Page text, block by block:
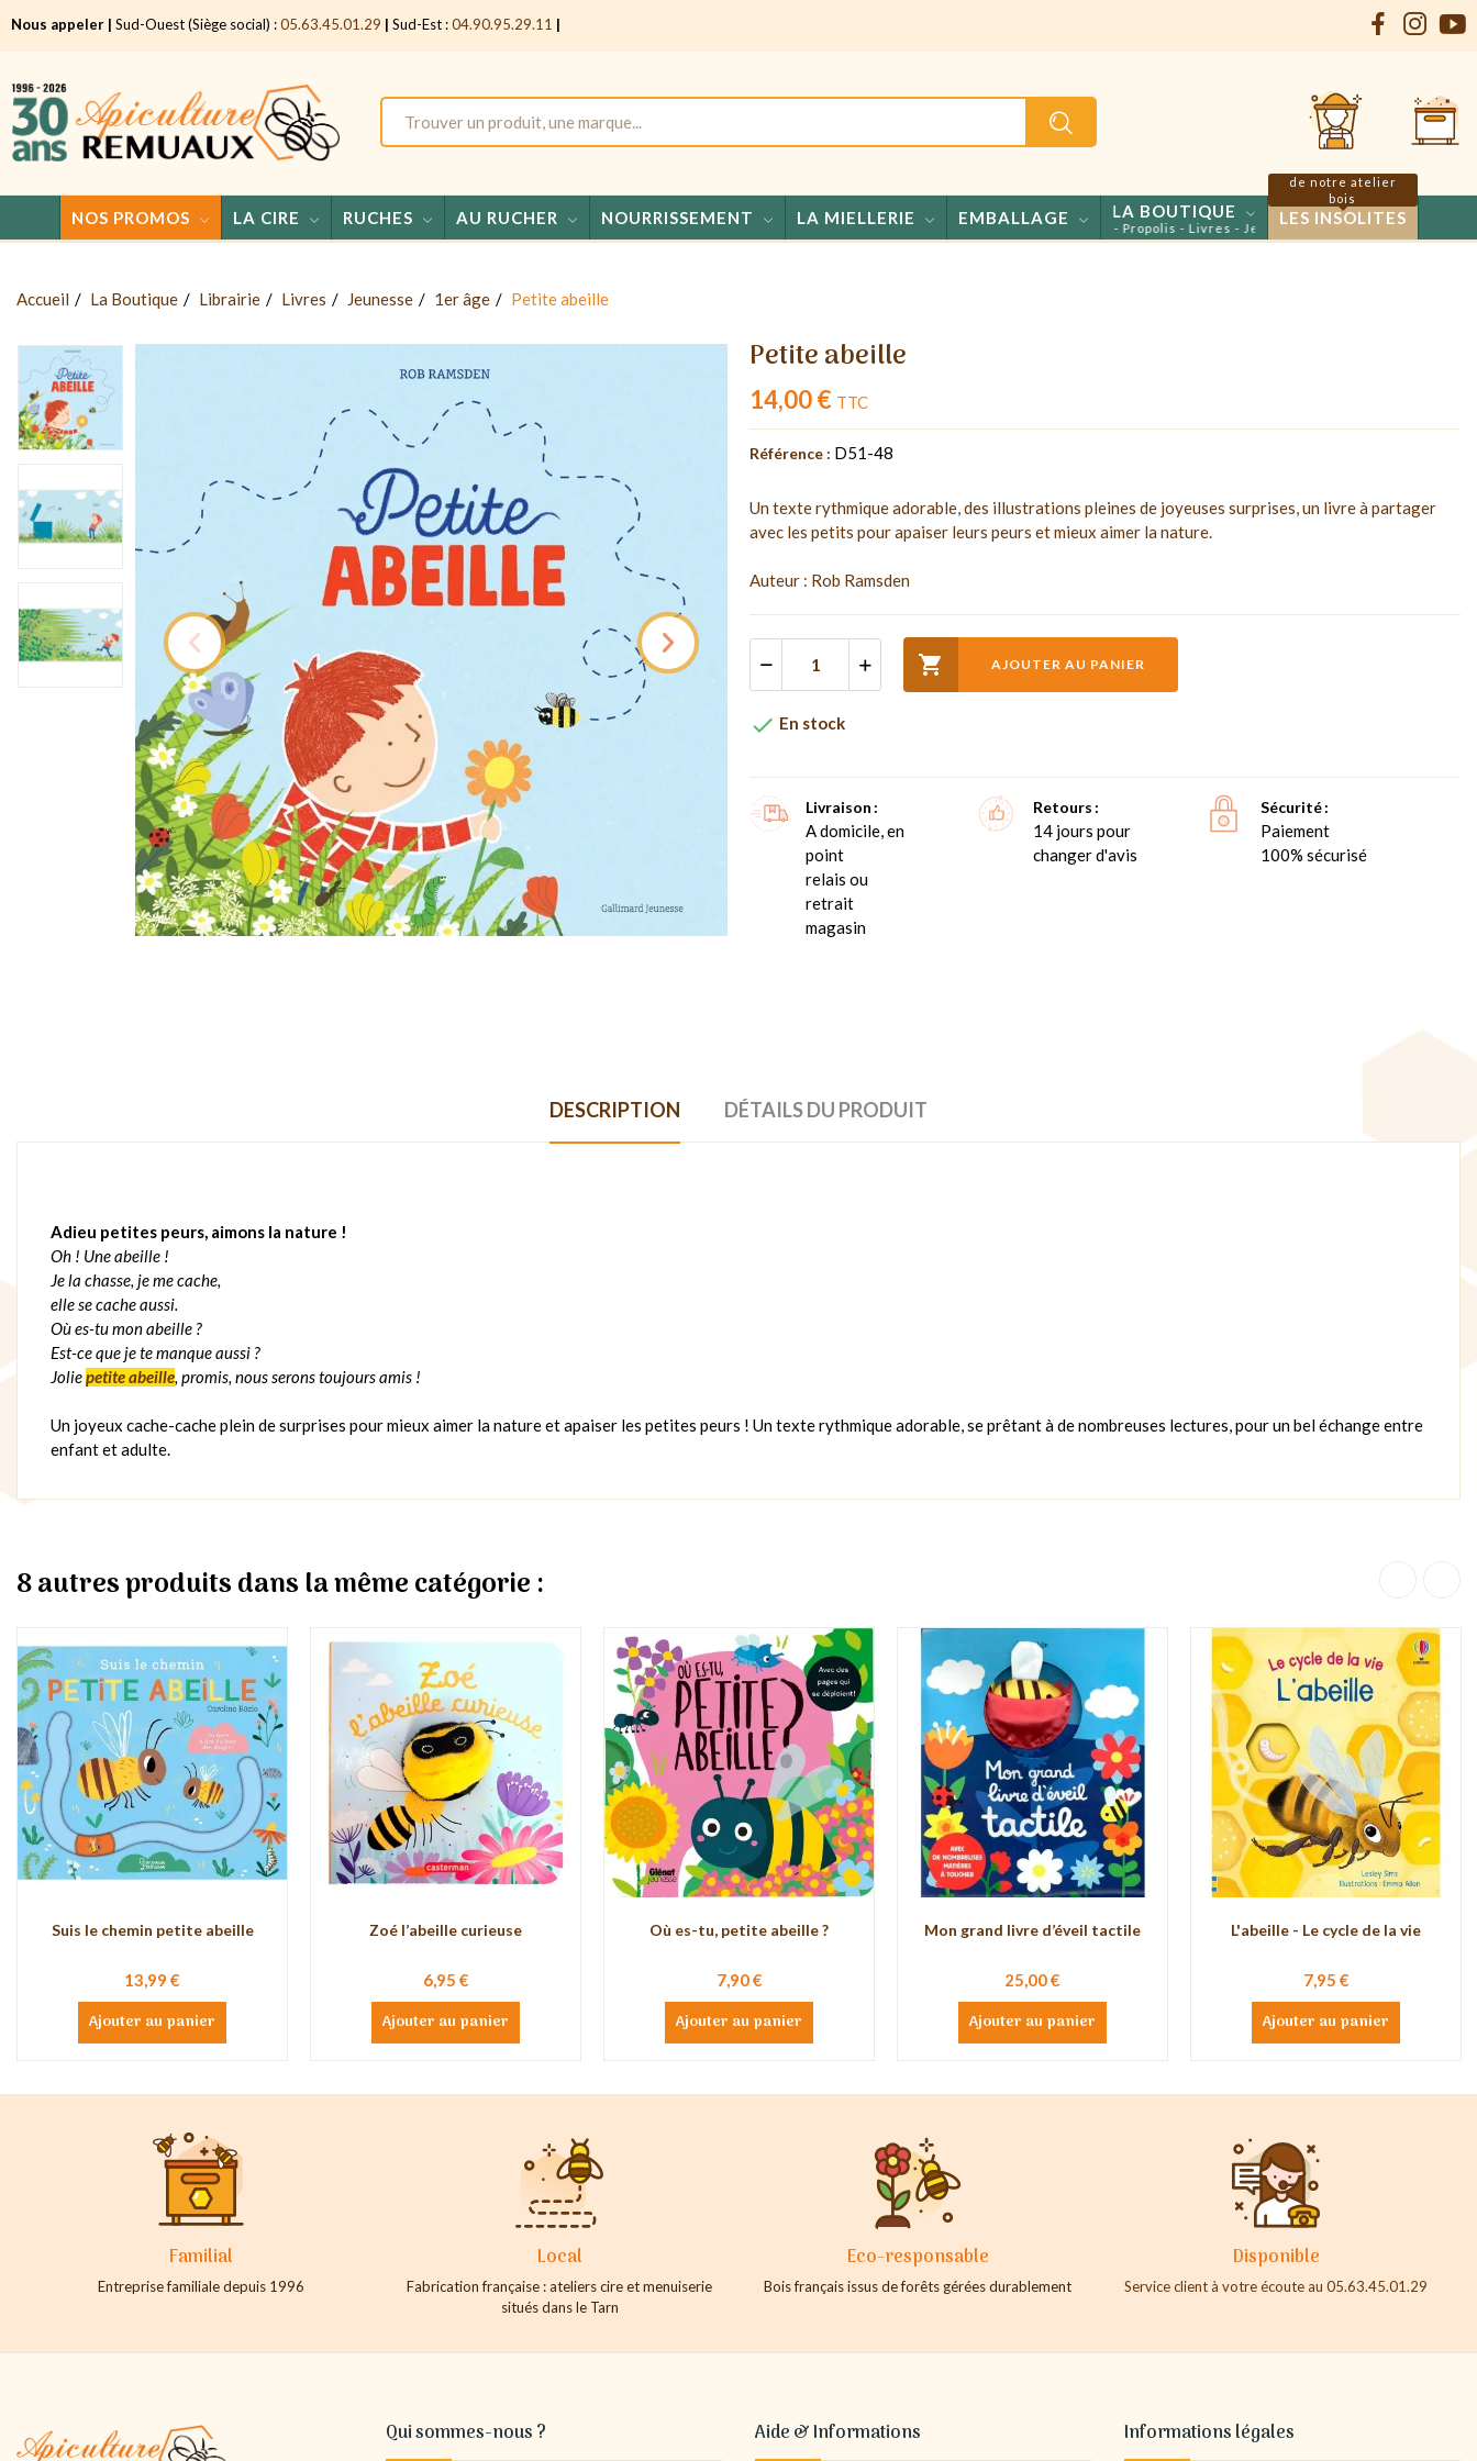
Nous appeler | Sud-Ouest (Siège social) :05.63.45.01.29 | Sud-Est :04.90.95.29.11 |
NOS PROMOS LA CIRE RUCHES AU RUCHER NOURRISSEMENT LA MIELLERIE EMBALLAGE LA BOUTIQUE
Miels - Confiseries - Propolis - Livres - Jeux
LES INSOLITES
de notre atelier
bois
Accueil La Boutique Librairie Livres Jeunesse 1er âge Petite abeille
Petite abeille
14,00 € TTC
Référence : D51-48
Un texte rythmique adorable, des illustrations pleines de joyeuses surprises, un livre à partager
avec les petits pour apaiser leurs peurs et mieux aimer la nature.
Auteur : Rob Ramsden
 AJOUTER AU PANIER
 En stock
Livraison
A domicile, en
point
relais ou
retrait
magasin
Retours
14 jours pour
changer d'avis
Sécurité
Paiement
100% sécurisé
DESCRIPTION DÉTAILS DU PRODUIT
Adieu petites peurs, aimons la nature !
Oh ! Une abeille !
Je la chasse, je me cache,
elle se cache aussi.
Où es-tu mon abeille ?
Est-ce que je te manque aussi ?
Joliepetite abeille, promis, nous serons toujours amis !
Un joyeux cache-cache plein de surprises pour mieux aimer la nature et apaiser les petites peurs ! Un texte rythmique adorable, se prêtant à de nombreuses lectures, pour un bel échange entre
enfant et adulte.
8 autres produits dans la même catégorie :
Suis le chemin petite abeille
13,99 €
Ajouter au panier
Zoé l’abeille curieuse
6,95 €
Ajouter au panier
Où es-tu, petite abeille ?
7,90 €
Ajouter au panier
Mon grand livre d’éveil tactile
25,00 €
Ajouter au panier
L'abeille - Le cycle de la vie
7,95 €
Ajouter au panier
Familial
Entreprise familiale depuis 1996
Local
Fabrication française : ateliers cire et menuiserie
situés dans le Tarn
Eco-responsable
Bois français issus de forêts gérées durablement
Disponible
Service client à votre écoute au 05.63.45.01.29
Qui sommes-nous ? Aide & Informations Informations légales